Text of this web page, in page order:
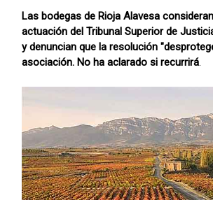
Las bodegas de Rioja Alavesa
actuación del Tribunal Superior de
y denuncian que la resolución
asociación. No ha aclarado si recurrirá.